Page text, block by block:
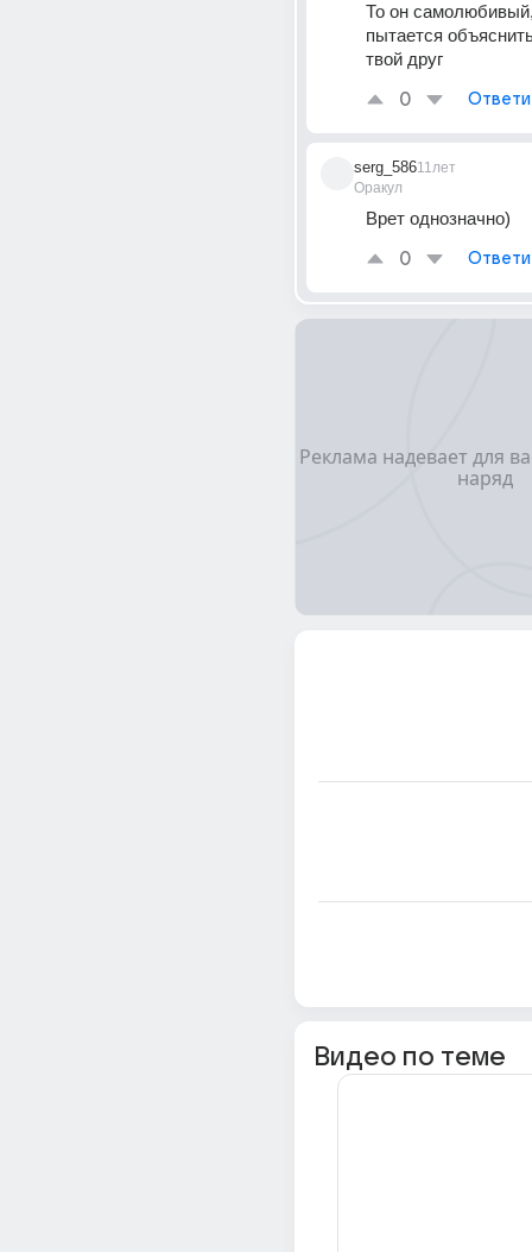
То он
пытается
твой друг
0
serg_586
Оракул
11лет
Врет однозначно)
0
Видео по теме